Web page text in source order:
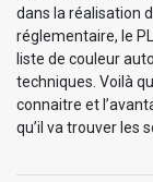
dans la réalisation
réglementaire, le
liste de couleur
techniques. Voilà
connaitre et
qu’il va trouver les